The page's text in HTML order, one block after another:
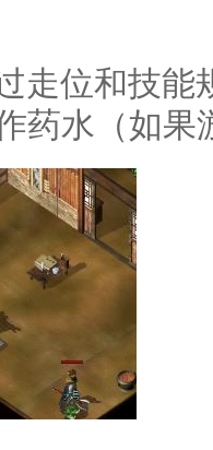
走位和技能
药水（如果